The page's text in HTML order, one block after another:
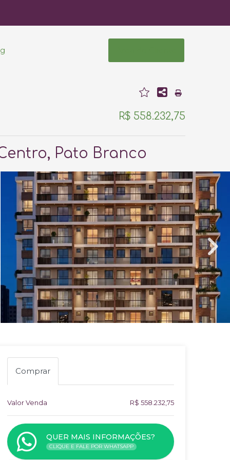
R$ 558.232,75
Pato Branco
Comprar
Valor Venda R$ 558.232,75
QUER MAIS INFORMAÇÕES?
CLIQUE E FALE POR WHATSAPP